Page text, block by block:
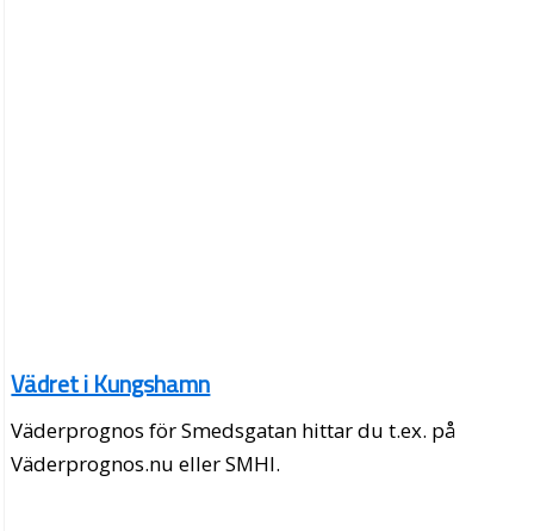
Vädret i Kungshamn
Väderprognos för Smedsgatan hittar du t.ex. på
Väderprognos.nu eller SMHI.